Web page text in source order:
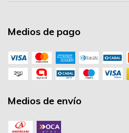
Medios de pago
Medios de envío